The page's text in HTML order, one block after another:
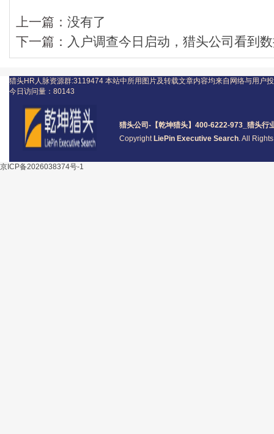
上一篇： 没有了
下一篇： 入户调查今日启动，猎头公司看到
猎头公司 -【乾坤猎头】400-6222-973_ 猎头行
Copyright LiePin Executive Search. All
猎头HR人脉资源群:3119474 本站中所用图片及转载文章内容均来自网络与用户
今日访问量： 80143
京ICP备2026038374号-1